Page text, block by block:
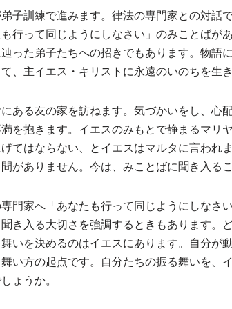
子訓練で進みます。律法の専門家との対話
行って同じようにしなさい」のみことばが
った弟子たちへの招きでもあります。物語
、主イエス・キリストに永遠のいのちを生
ある友の家を訪ねます。気づかいをし、心
を抱きます。イエスのみもとで静まるマリ
てはならない、とイエスはマルタに言われ
がありません。今は、みことばに聞き入る
門家へ「あなたも行って同じようにしなさ
き入る大切さを強調するときもあります。
いを決めるのはイエスにあります。自分が
い方の起点です。自分たちの振る舞いを、
ょうか。